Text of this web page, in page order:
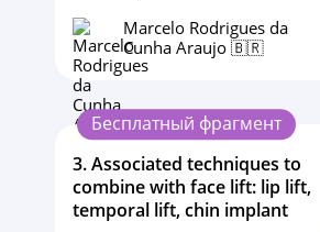
Marcelo Rodrigues da
Cunha Araujo 🇧🇷
Бесплатный фрагмент
3.Associated techniques to
combine with face lift: lip lift,
temporal lift, chin implant